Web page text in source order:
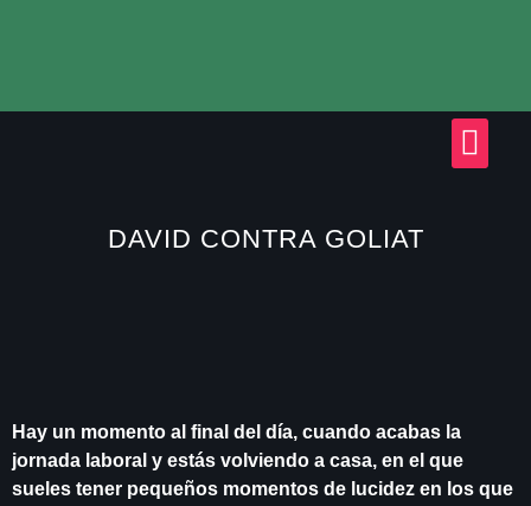
DAVID CONTRA GOLIAT
Hay un momento al final del día, cuando acabas la
jornada laboral y estás volviendo a casa, en el que
sueles tener pequeños momentos de lucidez en los que